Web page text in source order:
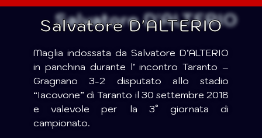
Salvatore D'ALTERIO
Maglia indossata da Salvatore D’ALTERIO
in panchina durante l’ incontro Taranto –
Gragnano 3-2 disputato allo stadio
“Iacovone” di Taranto il 30 settembre 2018
e valevole per la 3° giornata di
campionato.